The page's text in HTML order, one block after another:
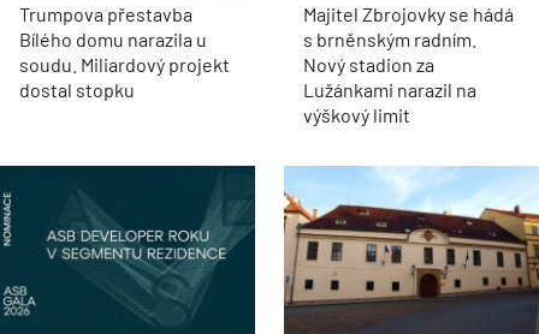
Trumpova přestavba
Bílého domu narazila u
soudu. Miliardový projekt
dostal stopku
Majitel Zbrojovky se hádá
s brněnským radním.
Nový stadion za
Lužánkami narazil na
výškový limit